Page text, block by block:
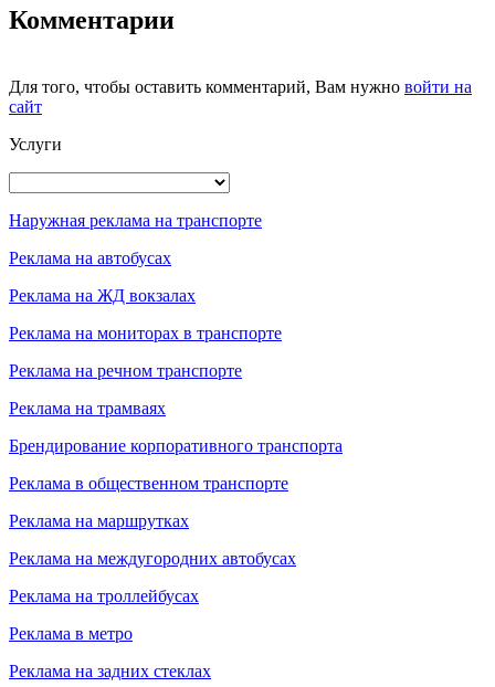
Комментарии
Для того, чтобы оставить комментарий, Вам нужно войти на
сайт
Услуги
Наружная реклама на транспорте
Реклама на автобусах
Реклама на ЖД вокзалах
Реклама на мониторах в транспорте
Реклама на речном транспорте
Реклама на трамваях
Брендирование корпоративного транспорта
Реклама в общественном транспорте
Реклама на маршрутках
Реклама на междугородних автобусах
Реклама на троллейбусах
Реклама в метро
Реклама на задних стеклах